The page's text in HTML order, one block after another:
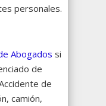
personales.
Abogados si
de
de
camión,